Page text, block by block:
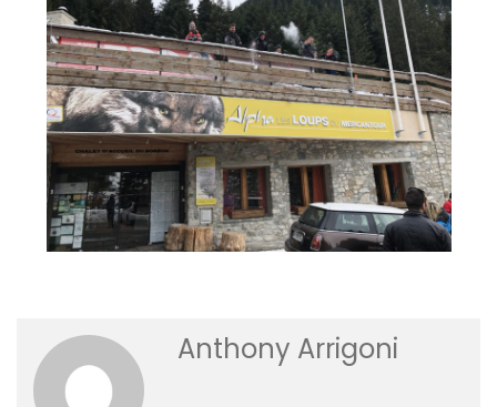
Anthony Arrigoni